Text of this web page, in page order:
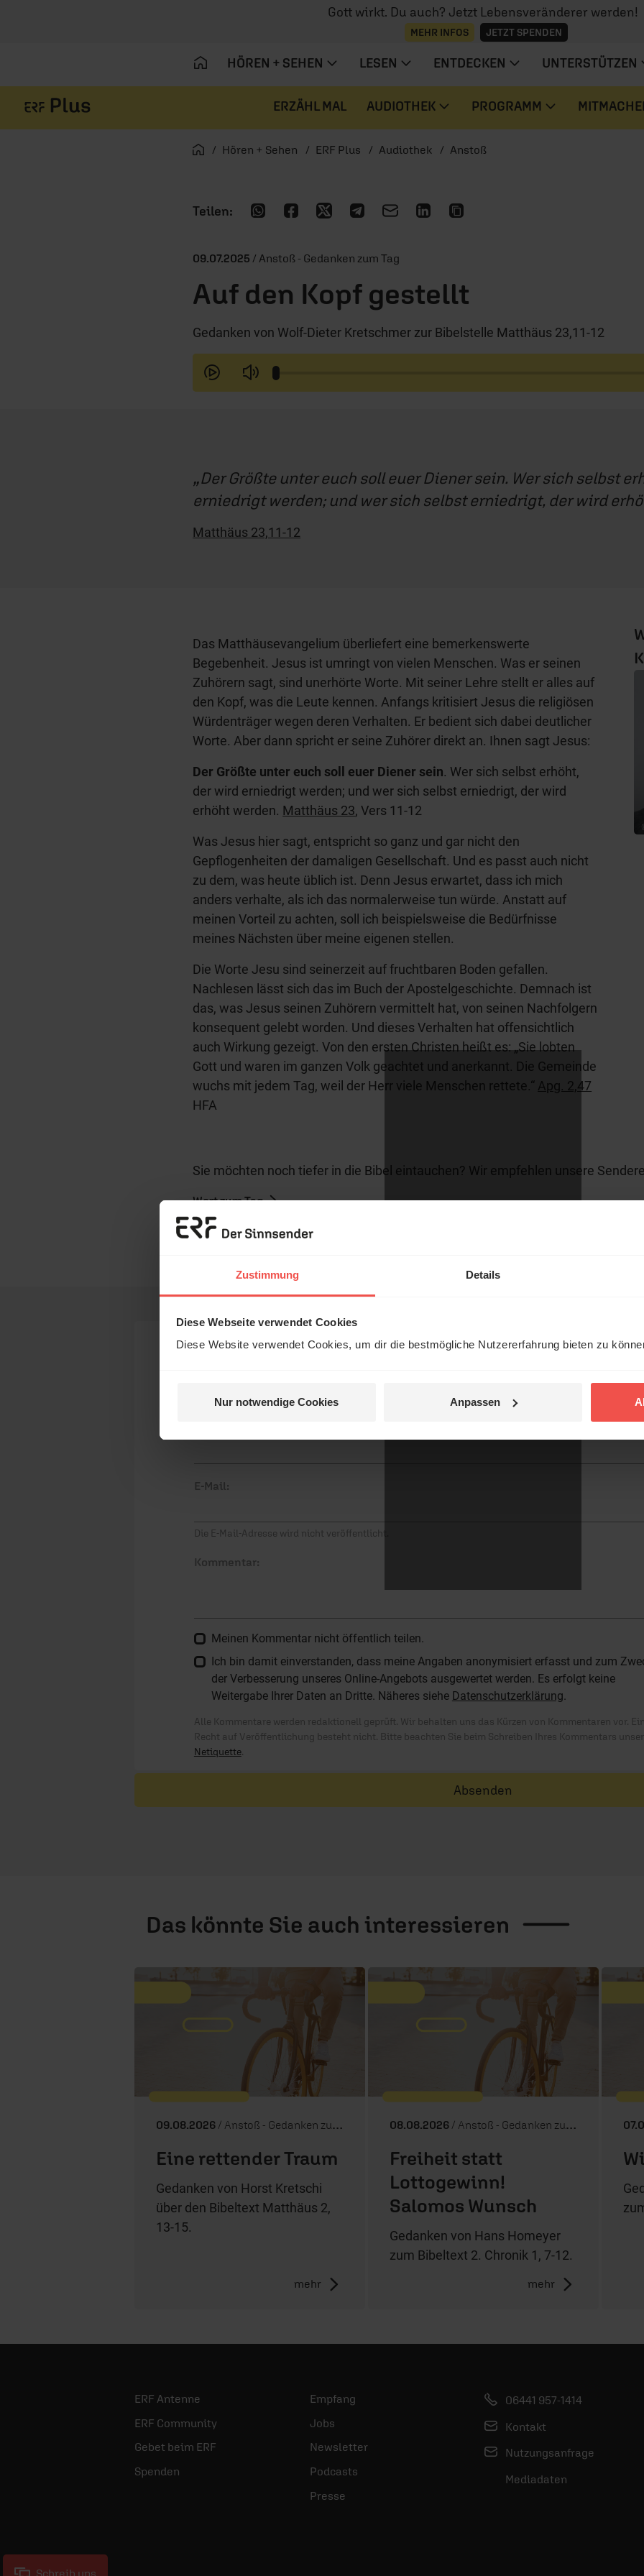
Zustimmung Details
Diese Webseite verwendet Cookies
Diese Website verwendet Cookies, um dir die bestmögliche Nutzererfahrung bieten zu
Nur notwendige Cookies Anpassen
Gott wirkt. Du auch? Jetzt Lebensveränderer werden!
MEHR INFOS JETZT SPENDEN
HÖREN + SEHEN LESEN ENTDECKEN UNTERSTÜTZEN
ERZÄHL MAL AUDIOTHEK PROGRAMM
Startseite
Hören + Sehen ERF Plus Audiothek Anstoß
09.07.2025 / Anstoß - Gedanken zum Tag
Auf den Kopf gestellt
Gedanken von Wolf-Dieter Kretschmer zur Bibelstelle Matthäus 23,11-12
Der Größte unter euch soll euer Diener sein. Wer sich selbst
erniedrigt werden; und wer sich selbst erniedrigt, der wird
Matthäus 23,11-12
Das Matthäusevangelium überliefert eine bemerkenswerte
Begebenheit. Jesus ist umringt von vielen Menschen. Was er seinen
Zuhörern sagt, sind unerhörte Worte. Mit seiner Lehre stellt er alles auf
den Kopf, was die Leute kennen. Anfangs kritisiert Jesus die religiösen
Würdenträger wegen deren Verhalten. Er bedient sich dabei deutlicher
Worte. Aber dann spricht er seine Zuhörer direkt an. Ihnen sagt Jesus:
Der Größte unter euch soll euer Diener sein. Wer sich selbst erhöht,
der wird erniedrigt werden; und wer sich selbst erniedrigt, der wird
erhöht werden. Matthäus 23, Vers 11-12
Was Jesus hier sagt, entspricht so ganz und gar nicht den
Gepflogenheiten der damaligen Gesellschaft. Und es passt auch nicht
zu dem, was heute üblich ist. Denn Jesus erwartet, dass ich mich
anders verhalte, als ich das normalerweise tun würde. Anstatt auf
meinen Vorteil zu achten, soll ich beispielsweise die Bedürfnisse
meines Nächsten über meine eigenen stellen.
Die Worte Jesu sind seinerzeit auf fruchtbaren Boden gefallen.
Nachlesen lässt sich das im Buch der Apostelgeschichte. Demnach ist
das, was Jesus seinen Zuhörern vermittelt hat, von seinen Nachfolgern
konsequent gelebt worden. Und dieses Verhalten hat offensichtlich
auch Wirkung gezeigt. Von den ersten Christen heißt es: „Sie lobten
Gott und waren im ganzen Volk geachtet und anerkannt. Die Gemeinde
wuchs mit jedem Tag, weil der Herr viele Menschen rettete.“ Apg. 2,47
HFA
Sie möchten noch tiefer in die Bibel eintauchen? Wir empfehlen unsere
Wort zum Tag
Nutzungsrechte
E-Mail:
Die E-Mail-Adresse wird nicht veröffentlicht.
Kommentar:
Meinen Kommentar nicht öffentlich teilen.
Ich bin damit einverstanden, dass meine Angaben anonymisiert erfasst und zum
der Verbesserung unseres Online-Angebots ausgewertet werden. Es erfolgt keine
Weitergabe Ihrer Daten an Dritte. Näheres siehe Datenschutzerklärung.
Alle Kommentare werden redaktionell geprüft. Wir behalten uns das Kürzen von Kommentaren vor. Ein
Recht auf Veröffentlichung besteht nicht. Bitte beachten Sie beim Schreiben Ihres Kommentars
Netiquette.
Absenden
Das könnte Sie auch interessieren
09.08.2026 / Anstoß - Gedanken zum Tag
Eine rettender Traum
Gedanken von Horst Kretschi
über den Bibeltext Matthäus 2,
13-15.
mehr
08.08.2026 / Anstoß - Gedanken zum Tag
Freiheit statt
Lottogewinn!
Salomos Wunsch
Gedanken von Hans Homeyer
zum Bibeltext 2. Chronik 1, 7-12.
mehr
ERF Antenne
ERF Community
Gebet beim ERF
Spenden
Empfang
Jobs
Newsletter
Podcasts
Presse
06441 957-1414
Kontakt
Nutzungsanfrage
Mediadaten
Erzähl mal!
Das erleben unsere Hörerinnen
und Hörer mit Gott ...
Jetzt Geschichten
Schreib uns